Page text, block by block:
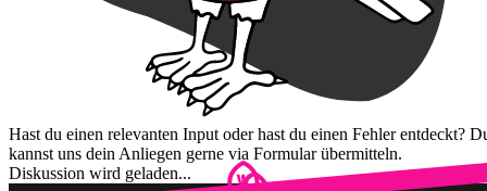
Hast du einen relevanten Input oder hast du einen Fehler entdeckt?
kannst uns dein Anliegen gerne via Formular übermitteln.
Diskussion wird geladen...